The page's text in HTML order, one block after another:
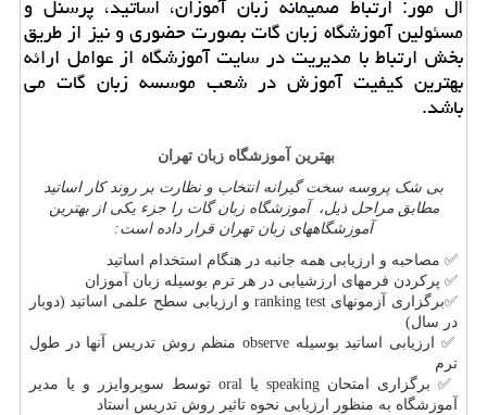
ال مور: ارتباط صمیمانه زبان آموزان، اساتید، پرسنل و
مسئولین آموزشگاه زبان گات بصورت حضوری و نیز از طریق
بخش ارتباط با مدیریت در سایت آموزشگاه از عوامل ارائه
بهترین كیفیت آموزش در شعب موسسه زبان گات می
باشد.
بهترین آموزشگاه زبان تهران
بی شک پروسه سخت گیرانه انتخاب و نظارت بر روند کار اساتید
مطابق مراحل ذیل، آموزشگاه زبان گات را جزء یکی از بهترین
آموزشگاههای زبان تهران قرار داده است:
✅ مصاحبه و ارزیابی همه جانبه در هنگام استخدام اساتید
✅ پرکردن فرمهای ارزشیابی در هر ترم بوسیله زبان آموزان
✅برگزاری آزمونهای ranking testو ارزیابی سطح علمی اساتید (دوبار
در سال)
✅ ارزیابی اساتید بوسیله observe منظم روش تدریس آنها در طول
ترم
✅ برگزاری امتحان speaking یا oral توسط سوپروایزر و یا مدیر
آموزشگاه به منظور ارزیابی نحوه تاثیر روش تدریس استاد